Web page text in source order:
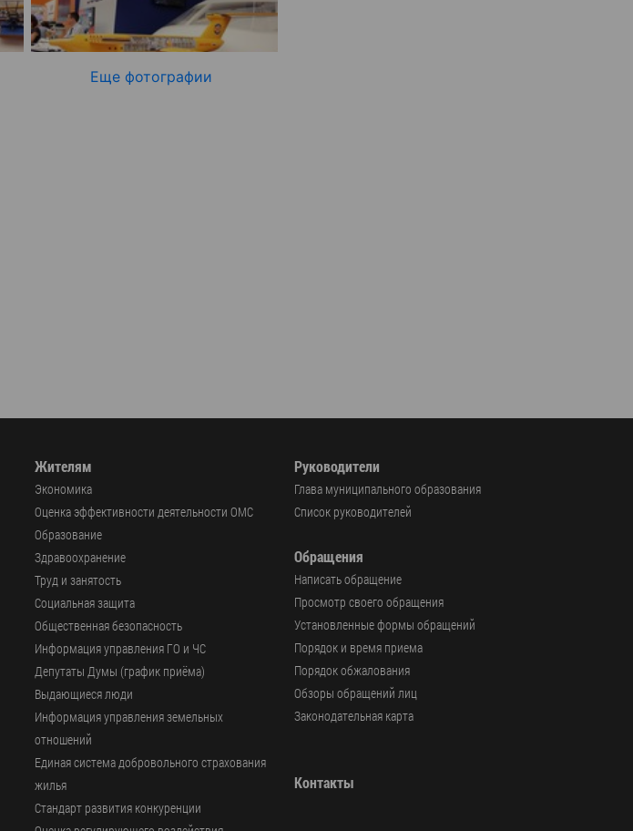
юридической помощи
Еще фотографии
Жителям
Экономика
Оценка эффективности деятельности ОМС
Образование
Здравоохранение
Труд и занятость
Социальная защита
Общественная безопасность
Информация управления ГО и ЧС
Депутаты Думы (график приёма)
Выдающиеся люди
Информация управления земельных
отношений
Единая система добровольного страхования
жилья
Стандарт развития конкуренции
Руководители
Глава муниципального образования
Список руководителей
Обращения
Написать обращение
Просмотр своего обращения
Установленные формы обращений
Порядок и время приема
Порядок обжалования
Обзоры обращений лиц
Законодательная карта
Контакты